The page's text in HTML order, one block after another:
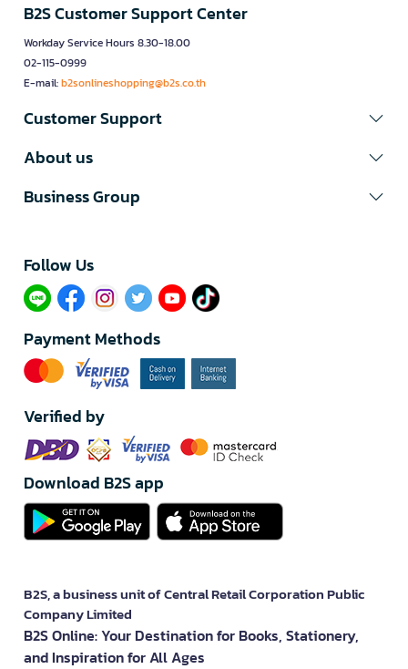
B2S Customer Support Center
Workday Service Hours 8.30-18.00
02-115-0999
E-mail:b2sonlineshopping@b2s.co.th
Customer Support
About us
Business Group
Follow Us​
Payment Methods
Verified by
Download B2S app
B2S, a business unit of Central Retail Corporation Public
Company Limited
B2S Online: Your Destination for Books, Stationery,
and Inspiration for All Ages